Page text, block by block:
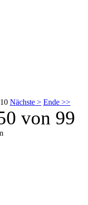
10 Nächste > Ende >>
von 99